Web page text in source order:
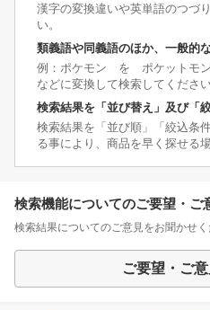
漢字の変換違いや英単語のつづ
い。
類義語や同義語のほか、一般的
例：ポケモン を ポケットモン
などに変換して検索してください
検索結果を「並び替え」及び「
検索結果を「並び順」「絞込条
る事により、商品を早く探せる
検索機能についてのご要望・ご
検索結果についてのご意見をお聞かせく
ご要望・ご